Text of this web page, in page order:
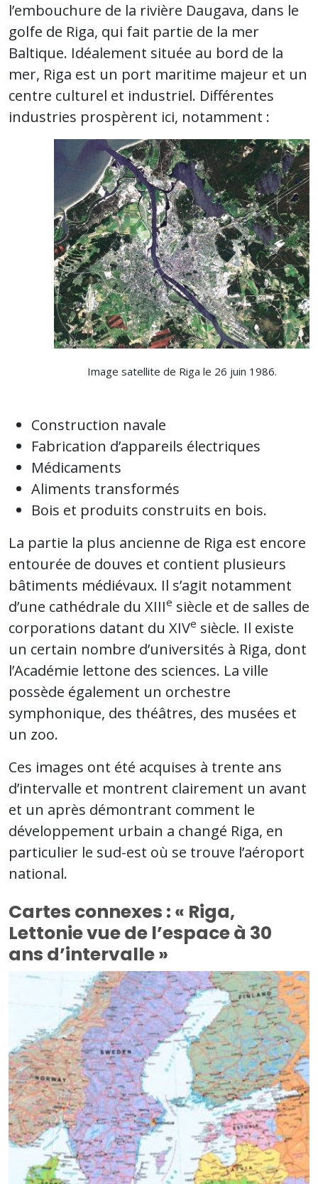
l’embouchure de la rivière Daugava, dans le
golfe de Riga, qui fait partie de la mer
Baltique. Idéalement située au bord de la
mer, Riga est un port maritime majeur et un
centre culturel et industriel. Différentes
industries prospèrent ici, notamment :
Image satellite de Riga le 26 juin 1986.
Construction navale
Fabrication d’appareils électriques
Médicaments
Aliments transformés
Bois et produits construits en bois.
La partie la plus ancienne de Riga est encore
entourée de douves et contient plusieurs
bâtiments médiévaux. Il s’agit notamment
d’une cathédrale du XIIIe siècle et de salles de
corporations datant du XIVe siècle. Il existe
un certain nombre d’universités à Riga, dont
l’Académie lettone des sciences. La ville
possède également un orchestre
symphonique, des théâtres, des musées et
un zoo.
Ces images ont été acquises à trente ans
d’intervalle et montrent clairement un avant
et un après démontrant comment le
développement urbain a changé Riga, en
particulier le sud-est où se trouve l’aéroport
national.
Cartes connexes : « Riga,
Lettonie vue de l’espace à 30
ans d’intervalle »